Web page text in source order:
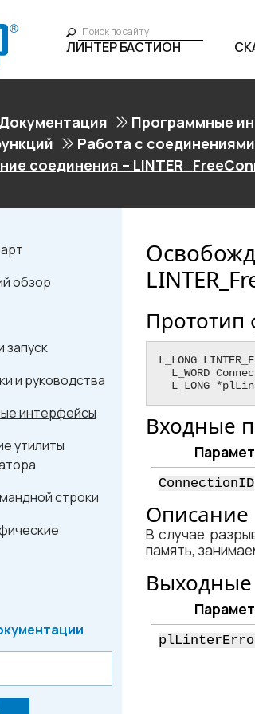
ЛИНТЕР БАСТИОН
Документация Программные
Работа с
соединения –
обзор
запуск
и руководства
интерфейсы
утилиты
строки
Прототип
L_LONG
L_LONG
Входные
ConnectionID
Описание
В случае
память,